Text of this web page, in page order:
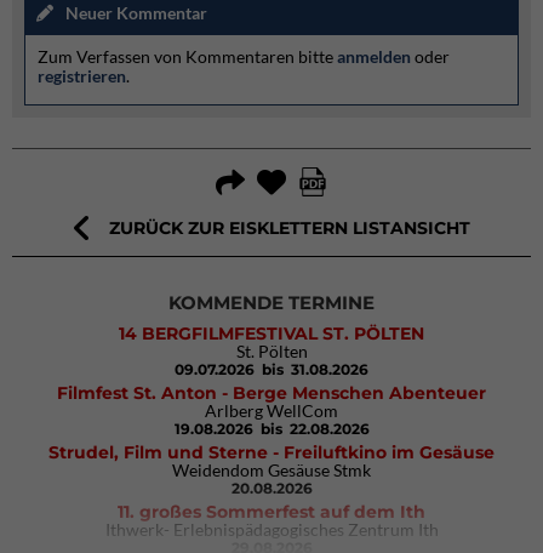
Neuer Kommentar
Zum Verfassen von Kommentaren bitteanmelden oder
registrieren.
ZURÜCK ZUR EISKLETTERN LISTANSICHT
KOMMENDE TERMINE
14 BERGFILMFESTIVAL ST. PÖLTEN
St. Pölten
09.07.2026 bis 31.08.2026
Filmfest St. Anton - Berge Menschen Abenteuer
Arlberg WellCom
19.08.2026 bis 22.08.2026
Strudel, Film und Sterne - Freiluftkino im Gesäuse
Weidendom Gesäuse Stmk
20.08.2026
11. großes Sommerfest auf dem Ith
Ithwerk- Erlebnispädagogisches Zentrum Ith